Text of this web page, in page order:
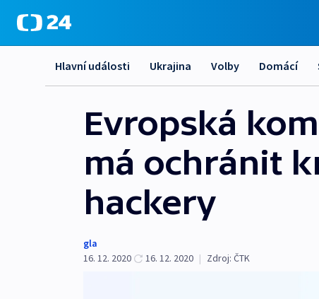
Hlavní události Ukrajina Volby Domácí
Evropská
má ochránit
hackery
gla
16. 12. 2020
16. 12. 2020 | Zdroj: ČTK